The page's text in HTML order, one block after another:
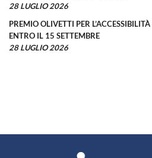
28 LUGLIO 2026
PREMIO OLIVETTI PER
ENTRO IL 15 SETTEMBRE
28 LUGLIO 2026